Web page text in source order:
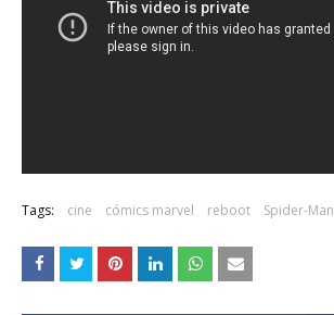
Tags: cine cómics marvel reboot Spider-Man